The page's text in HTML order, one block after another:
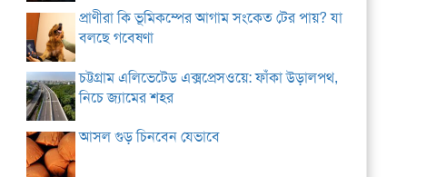
প্রাণীরা কি ভূমিকম্পের আগাম সংকেত টের পায়? যা
বলছে গবেষণা
চট্টগ্রাম এলিভেটেড এক্সপ্রেসওয়ে: ফাঁকা উড়ালপথ,
নিচে জ্যামের শহর
আসল গুড় চিনবেন যেভাবে